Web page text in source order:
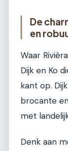
De
en
Waar
Dijk en Ko
kant op.
brocante
met
Denk aan